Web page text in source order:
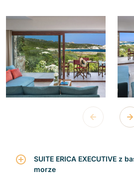
SUITE ERICA EXECUTIVE z
morze